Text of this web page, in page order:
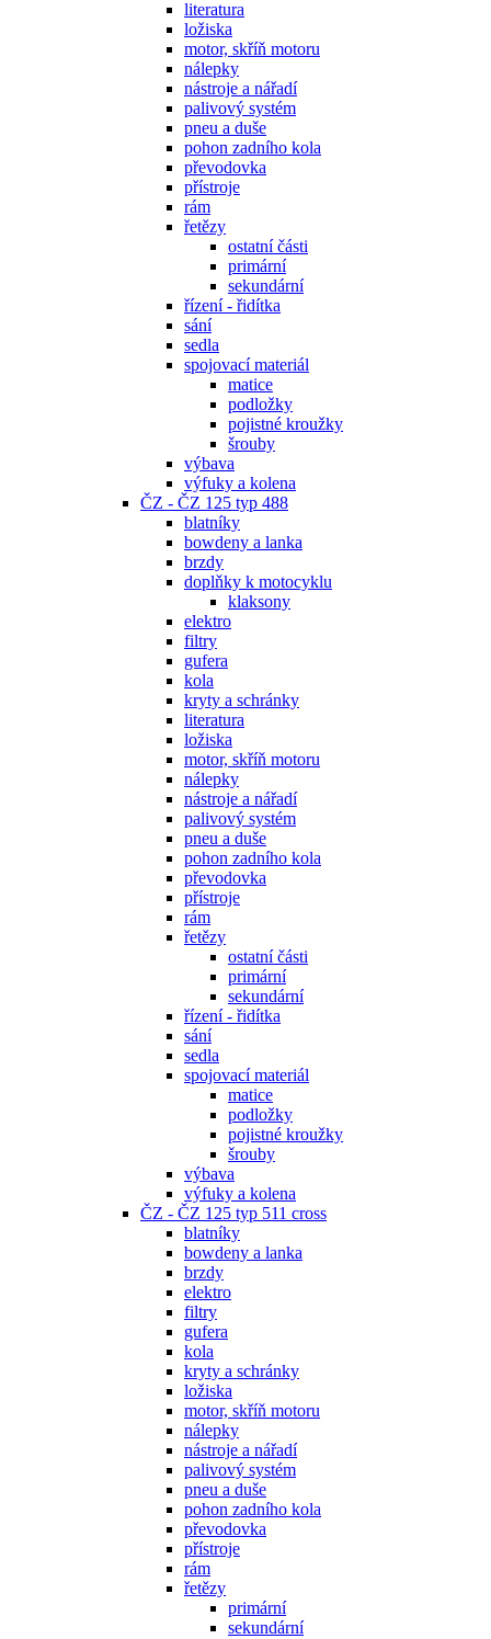
literatura
ložiska
motor, skříň motoru
nálepky
nástroje a nářadí
palivový systém
pneu a duše
pohon zadního kola
převodovka
přístroje
rám
řetězy
ostatní části
primární
sekundární
řízení - řidítka
sání
sedla
spojovací materiál
matice
podložky
pojistné kroužky
šrouby
výbava
výfuky a kolena
ČZ - ČZ 125 typ 488
blatníky
bowdeny a lanka
brzdy
doplňky k motocyklu
klaksony
elektro
filtry
gufera
kola
kryty a schránky
literatura
ložiska
motor, skříň motoru
nálepky
nástroje a nářadí
palivový systém
pneu a duše
pohon zadního kola
převodovka
přístroje
rám
řetězy
ostatní části
primární
sekundární
řízení - řidítka
sání
sedla
spojovací materiál
matice
podložky
pojistné kroužky
šrouby
výbava
výfuky a kolena
ČZ - ČZ 125 typ 511 cross
blatníky
bowdeny a lanka
brzdy
elektro
filtry
gufera
kola
kryty a schránky
ložiska
motor, skříň motoru
nálepky
nástroje a nářadí
palivový systém
pneu a duše
pohon zadního kola
převodovka
přístroje
rám
řetězy
primární
sekundární